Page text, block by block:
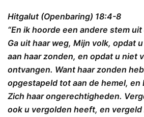
Hitgalut (Openbaring) 18:4-8
“En ik hoorde een andere stem
Ga uit haar weg, Mijn volk, opdat
aan haar zonden, en opdat u niet
ontvangen. Want haar zonden
opgestapeld tot aan de hemel, en
Zich haar ongerechtigheden.
ook u vergolden heeft, en vergeld